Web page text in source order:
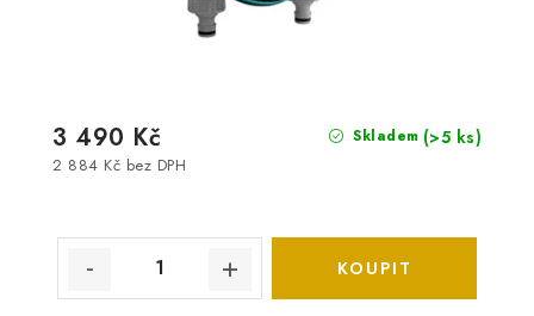
Skladem (>5 ks)
2 884 Kč bez DPH
3 490 Kč